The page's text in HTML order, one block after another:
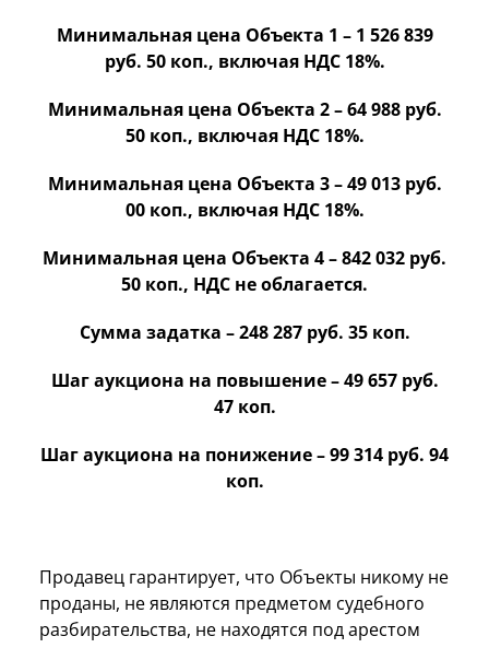
Минимальная цена Объекта 1 – 1 526 839
руб. 50 коп., включая НДС 18%.
Минимальная цена Объекта 2 – 64 988 руб.
50 коп., включая НДС 18%.
Минимальная цена Объекта 3 – 49 013 руб.
00 коп., включая НДС 18%.
Минимальная цена Объекта 4 – 842 032 руб.
50 коп., НДС не облагается.
Сумма задатка –248 287 руб. 35 коп.
Шаг аукциона на повышение – 49 657 руб.
47 коп.
Шаг аукциона на понижение – 99 314 руб. 94
коп.
Продавец гарантирует, что Объекты никому не
проданы, не являются предметом судебного
разбирательства, не находятся под арестом